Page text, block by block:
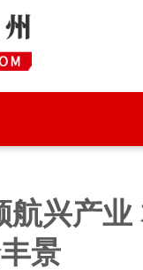
航兴产业
景